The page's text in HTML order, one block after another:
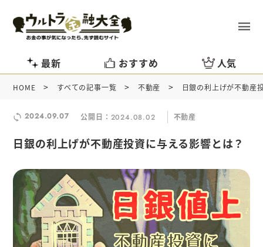
最新 おすすめ 人気
HOME > すべての記事一覧 > 不動産 > 日銀の利上げが不動産
2024.09.07 公開日： 2024.08.02 不動産
日銀の利上げが不動産投資に与える影響とは？